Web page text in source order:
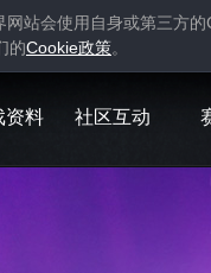
站会使用自身或第三方的
的Cookie政策。
资料 社区互动